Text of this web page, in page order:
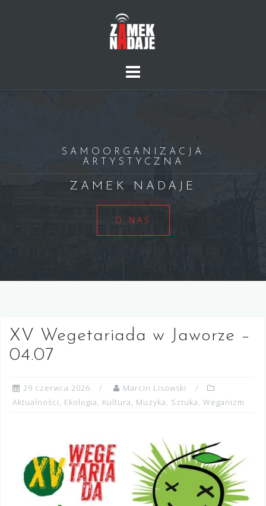
SAMOORGANIZACJA
ARTYSTYCZNA
ZAMEK NADAJE
O NAS
XV Wegetariada w Jaworze –
04.07
29 czerwca 2026
Marcin Lisowski
Aktualności, Ekologia, Kultura, Muzyka, Sztuka, Weganizm